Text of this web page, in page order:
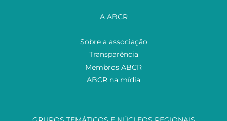
A ABCR
Sobre a associação
Transparência
Membros ABCR
ABCR na mídia